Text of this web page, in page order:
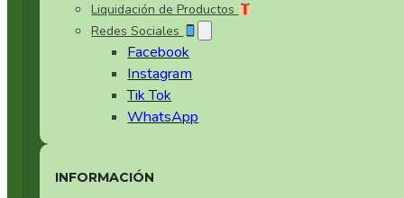
Vajillas de Cristal
Vajillas para Postres
Liquidación de Productos
Redes Sociales
Facebook
Instagram
Tik Tok
WhatsApp
INFORMACIÓN